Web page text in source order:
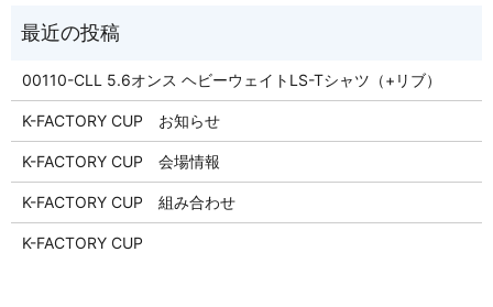
00110-CLL 5.6オンス ヘビーウェイトLS-Tシャツ（+リブ）
K-FACTORY CUP お知らせ
K-FACTORY CUP 会場情報
K-FACTORY CUP 組み合わせ
K-FACTORY CUP